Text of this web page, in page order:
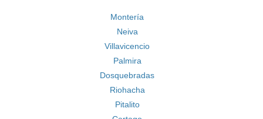
Montería
Neiva
Villavicencio
Palmira
Dosquebradas
Riohacha
Pitalito